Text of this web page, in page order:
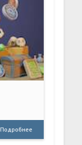
Подробнее